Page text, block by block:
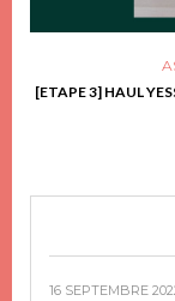
[ETAPE 3] HAUL
16 SEPTEMBRE